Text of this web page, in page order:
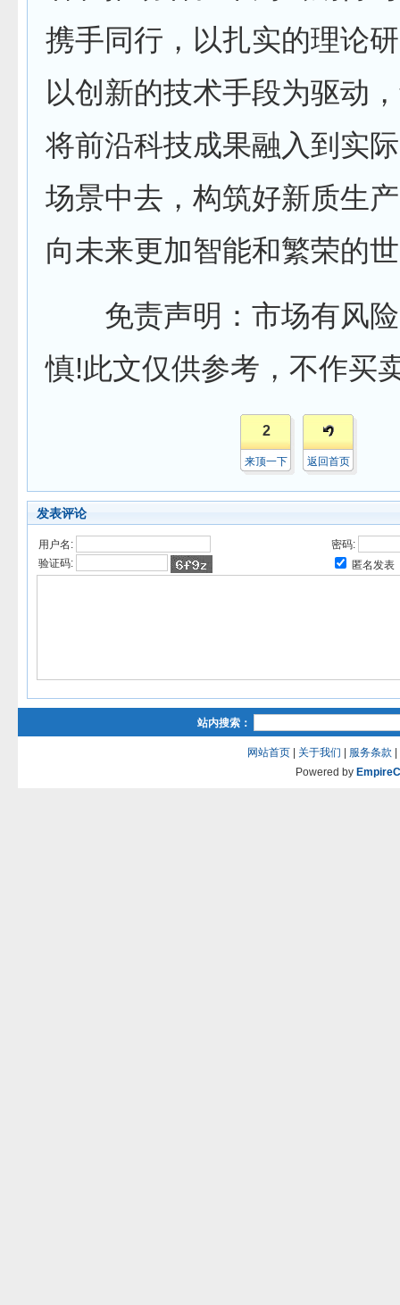
携手同行，以扎实的理论
以创新的技术手段为驱动
将前沿科技成果融入到实
场景中去，构筑好新质生
向未来更加智能和繁荣的
免责声明：市场有风险
慎!此文仅供参考，不作买
2
来顶一下 返回首页
发表评论
用户名:
密码:
验证码:
匿名发表
站内搜索：
网站首页 关于我们 服务条款
Powered by